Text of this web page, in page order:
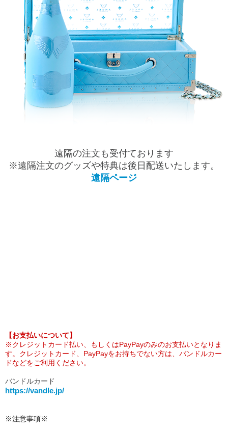
遠隔の注文も受付ております
※遠隔注文のグッズや特典は後日配送いたします。
遠隔ページ
【お支払いについて】
※クレジットカード払い、もしくはPayPayのみのお支払いとなりま
す。クレジットカード、PayPayをお持ちでない方は、バンドルカー
ドなどをご利用ください。
バンドルカード
https://vandle.jp/
※注意事項※